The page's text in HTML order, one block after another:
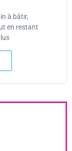
à bâtir,
en restant